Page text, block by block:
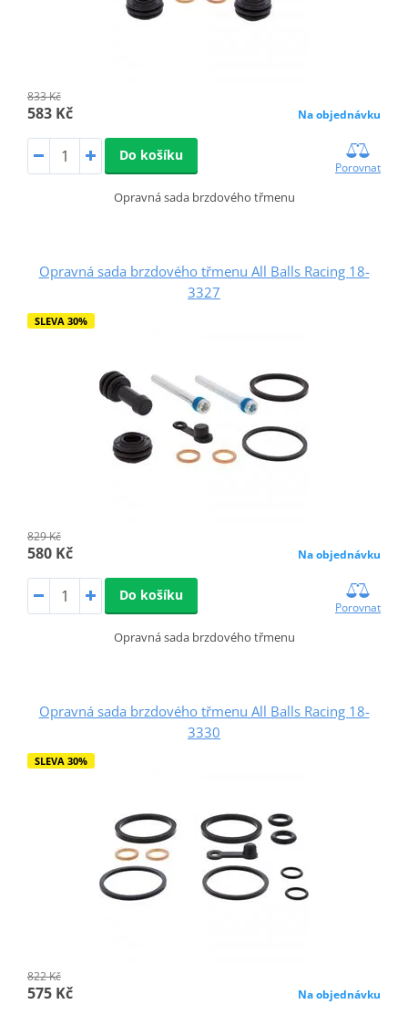
833 Kč
583 Kč Na objednávku
Do košíku
Porovnat
Opravná sada brzdového třmenu
Opravná sada brzdového třmenu All Balls Racing 18-
3327
SLEVA 30%
829 Kč
580 Kč Na objednávku
Do košíku
Porovnat
Opravná sada brzdového třmenu
Opravná sada brzdového třmenu All Balls Racing 18-
3330
SLEVA 30%
822 Kč
575 Kč Na objednávku